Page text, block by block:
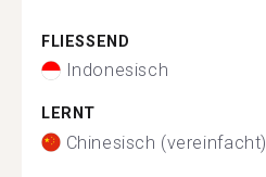
FLIESSEND
Indonesisch
LERNT
Chinesisch (vereinfacht)